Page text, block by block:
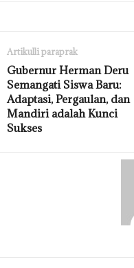
Artikulli paraprak
Gubernur Herman Deru
Semangati Siswa Baru:
Adaptasi, Pergaulan, dan
Mandiri adalah Kunci
Sukses